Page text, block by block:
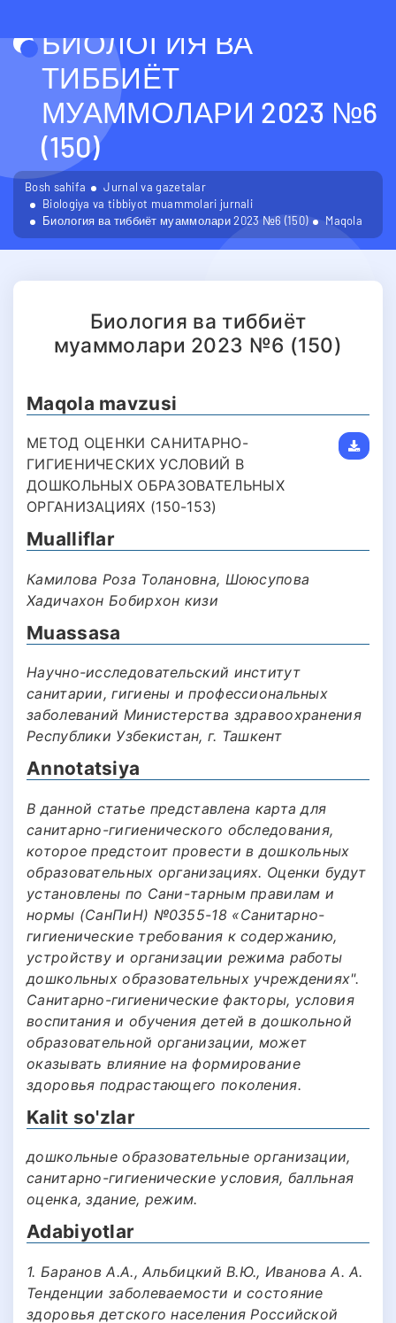
БИОЛОГИЯ ВА
ТИББИЁТ
МУАММОЛАРИ 2023 №6
(150)
Bosh sahifa
Jurnal va gazetalar
Biologiya va tibbiyot muammolari jurnali
Биология ва тиббиёт муаммолари 2023 №6 (150)
Maqola
Биология ва тиббиёт
муаммолари 2023 №6 (150)
Maqola mavzusi
МЕТОД ОЦЕНКИ САНИТАРНО-
ГИГИЕНИЧЕСКИХ УСЛОВИЙ В
ДОШКОЛЬНЫХ ОБРАЗОВАТЕЛЬНЫХ
ОРГАНИЗАЦИЯХ (150-153)
Mualliflar
Камилова Роза Толановна, Шоюсупова
Хадичахон Бобирхон кизи
Muassasa
Научно-исследовательский институт
санитарии, гигиены и профессиональных
заболеваний Министерства здравоохранения
Республики Узбекистан, г. Ташкент
Annotatsiya
В данной статье представлена карта для
санитарно-гигиенического обследования,
которое предстоит провести в дошкольных
образовательных организациях. Оценки будут
установлены по Сани-тарным правилам и
нормы (СанПиН) №0355-18 «Санитарно-
гигиенические требования к содержанию,
устройству и организации режима работы
дошкольных образовательных учреждениях".
Санитарно-гигиенические факторы, условия
воспитания и обучения детей в дошкольной
образовательной организации, может
оказывать влияние на формирование
здоровья подрастающего поколения.
Kalit so'zlar
дошкольные образовательные организации,
санитарно-гигиенические условия, балльная
оценка, здание, режим.
Adabiyotlar
1. Баранов А.А., Альбицкий В.Ю., Иванова А. А.
Тенденции заболеваемости и состояние
здоровья детского населения Российской